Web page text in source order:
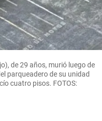
de 29 años, murió luego de
parqueadero de su unidad
cuatro pisos. FOTOS: